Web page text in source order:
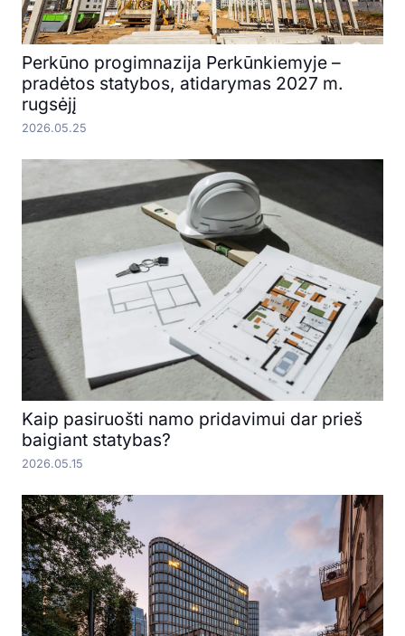
Perkūno progimnazija Perkūnkiemyje –
pradėtos statybos, atidarymas 2027 m.
rugsėjį
2026.05.25
Kaip pasiruošti namo pridavimui dar prieš
baigiant statybas?
2026.05.15